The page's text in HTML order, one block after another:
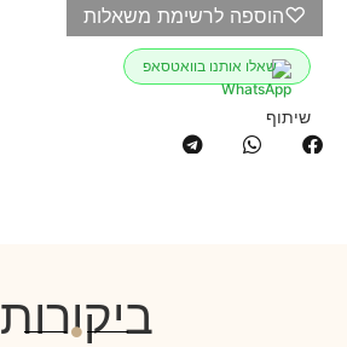
♡הוספה לרשימת משאלות
שאלו אותנו בוואטסאפ
שיתוף
ביקורות